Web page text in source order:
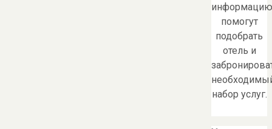
помогут
подобрать
отель и
набор услуг.